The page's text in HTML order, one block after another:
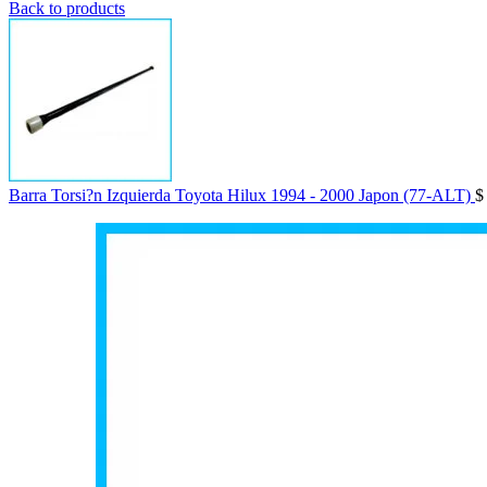
Back to products
Barra Torsi?n Izquierda Toyota Hilux 1994 - 2000 Japon (77-ALT) $